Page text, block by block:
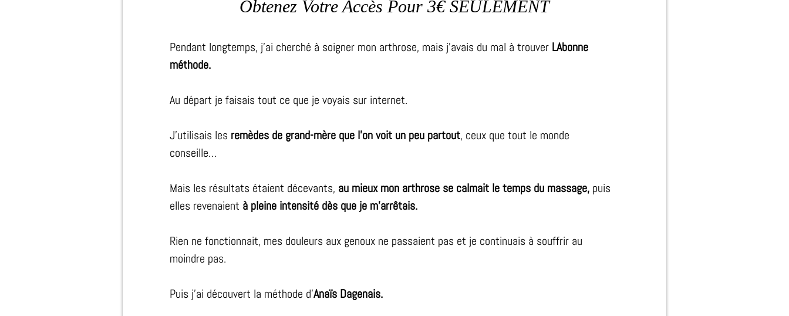
Obtenez Votre Accès Pour 3€ SEULEMENT
Pendant longtemps, j'ai cherché à soigner mon arthrose, mais j'avais du mal à trouver LAbonne
méthode.
Au départ je faisais tout ce que je voyais sur internet.
J'utilisais les remèdes de grand-mère que l’on voit un peu partout, ceux que tout le monde
conseille…
Mais les résultats étaient décevants, au mieux mon arthrose se calmait le temps du massage, puis
elles revenaient à pleine intensité dès que je m’arrêtais.
Rien ne fonctionnait, mes douleurs aux genoux ne passaient pas et je continuais à souffrir au
moindre pas.
Puis j'ai découvert la méthode d’Anaïs Dagenais.